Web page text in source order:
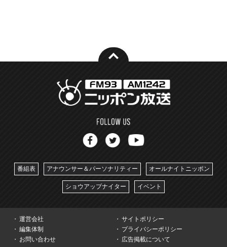
番組表 アナウンサー＆パーソナリティー オールナイトニッポン
ショウアップナイター イベント
運営会社
サイトポリシー
編集体制
プライバシーポリシー
お問い合わせ
広告掲載について